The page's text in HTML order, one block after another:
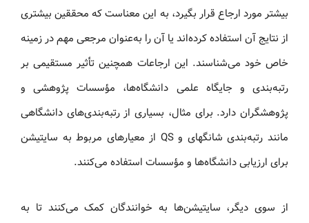
بیشتر مورد ارجاع قرار بگیرد، به این معناست که محققین بیشتری
از نتایج آن استفاده کرده‌اند یا آن را به‌عنوان مرجعی مهم در زمینه
خاص خود می‌شناسند. این ارجاعات همچنین تأثیر مستقیمی بر
رتبه‌بندی و جایگاه علمی دانشگاه‌ها، مؤسسات پژوهشی و
پژوهشگران دارد. برای مثال، بسیاری از رتبه‌بندی‌های دانشگاهی
مانند رتبه‌بندی شانگهای و QS از معیارهای مربوط به سایتیشن
برای ارزیابی دانشگاه‌ها و مؤسسات استفاده می‌کنند.
از سوی دیگر، سایتیشن‌ها به خوانندگان کمک می‌کنند تا به